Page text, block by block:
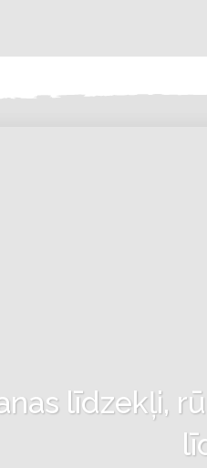
līdzekļi,